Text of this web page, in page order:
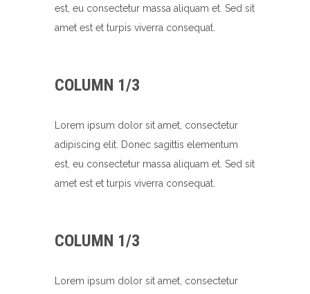
est, eu consectetur massa aliquam et. Sed sit
amet est et turpis viverra consequat.
COLUMN 1/3
Lorem ipsum dolor sit amet, consectetur
adipiscing elit. Donec sagittis elementum
est, eu consectetur massa aliquam et. Sed sit
amet est et turpis viverra consequat.
COLUMN 1/3
Lorem ipsum dolor sit amet, consectetur